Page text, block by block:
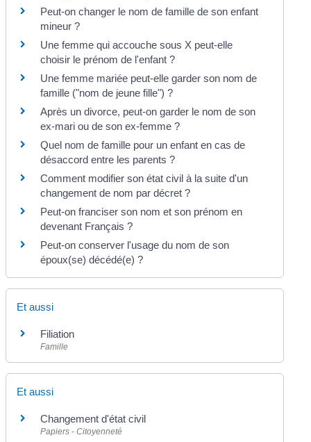
Peut-on changer le nom de famille de son enfant
mineur ?
Une femme qui accouche sous X peut-elle
choisir le prénom de l'enfant ?
Une femme mariée peut-elle garder son nom de
famille ("nom de jeune fille") ?
Après un divorce, peut-on garder le nom de son
ex-mari ou de son ex-femme ?
Quel nom de famille pour un enfant en cas de
désaccord entre les parents ?
Comment modifier son état civil à la suite d'un
changement de nom par décret ?
Peut-on franciser son nom et son prénom en
devenant Français ?
Peut-on conserver l'usage du nom de son
époux(se) décédé(e) ?
Et aussi
Filiation
Famille
Et aussi
Changement d'état civil
Papiers - Citoyenneté